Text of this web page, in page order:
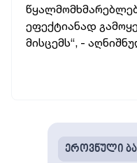
ეფექტიანად
მისცემს“, -